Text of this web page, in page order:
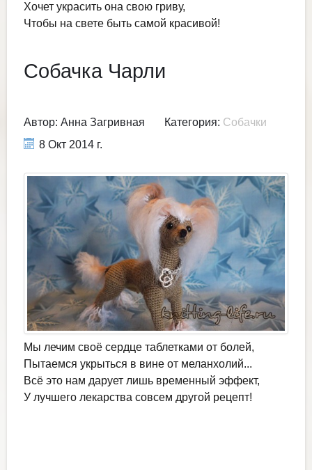
Хочет украсить она свою гриву,
Чтобы на свете быть самой красивой!
Собачка Чарли
Автор: Анна Загривная Категория: Собачки
8 Окт 2014 г.
Мы лечим своё сердце таблетками от болей,
Пытаемся укрыться в вине от меланхолий...
Всё это нам дарует лишь временный эффект,
У лучшего лекарства совсем другой рецепт!